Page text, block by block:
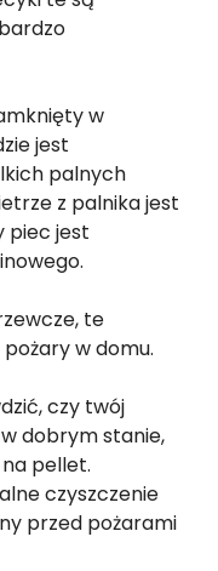
w
jest
palnych
z palnika jest
piec jest
te
w domu.
czy twój
dobrym stanie,
pellet.
czyszczenie
przed pożarami